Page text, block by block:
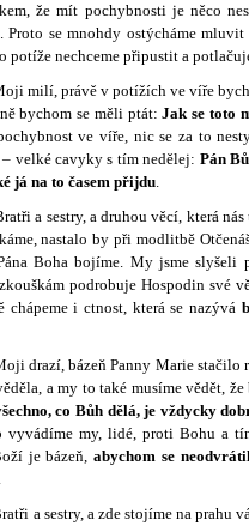
že mít pochybnosti je něco
Proto se mnohdy ostýcháme
potíže nechceme připustit a
právě v potížích ve víře
bychom se měli ptát:Jak se toto
ve víře, nic se za to
velké cavyky s tím nedělej: Pán
já na to časem přijdu.
sestry, a druhou věcí, která nás
nastalo by při modlitbě
Boha bojíme. My jsme slyšeli
podrobuje Hospodin své
chápeme i ctnost, která se nazývá
bázeň Panny Marie stačilo
a my to také musíme vědět,
co Bůh dělá, je vždycky
vyvádíme my, lidé, proti Bohu a
je bázeň,abychom se
sestry, a zde stojíme na prahu